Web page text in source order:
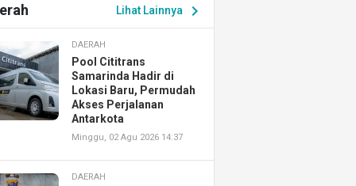
Lihat Lainnya chevron_right
DAERAH
Pool Cititrans
Samarinda Hadir di
Lokasi Baru, Permudah
Akses Perjalanan
Antarkota
Minggu, 02 Agu 2026 14:37
DAERAH